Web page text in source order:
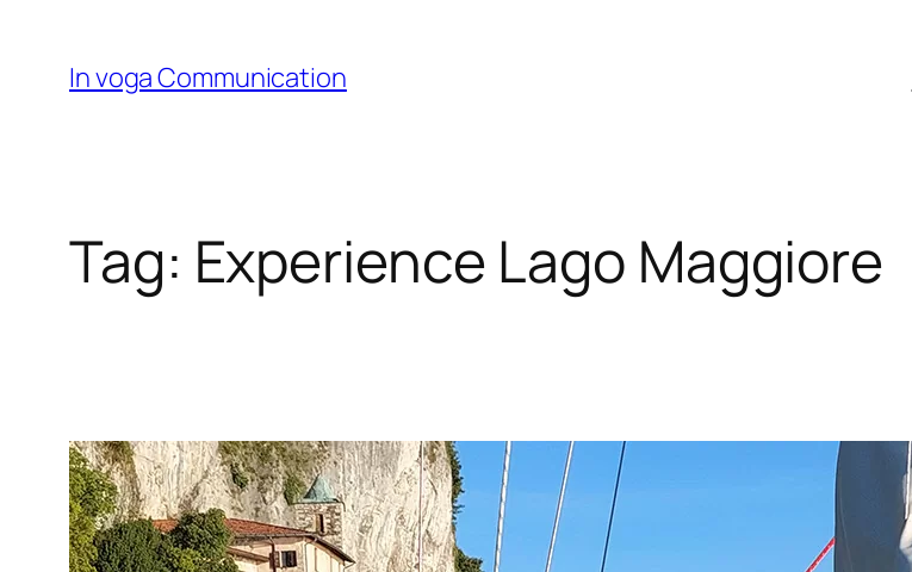
content
In voga Communication
Tag: Experience Lago Maggiore